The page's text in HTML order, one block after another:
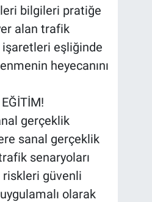
bilgileri pratiğe
alan trafik
işaretleri eşliğinde
heyecanını
gerçeklik
sanal gerçeklik
senaryoları
güvenli
olarak